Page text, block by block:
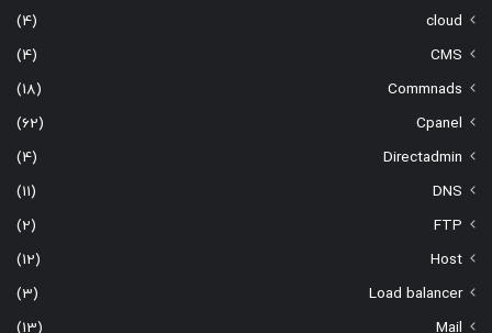
cloud
(4)
CMS
(4)
Commnads
(18)
Cpanel
(62)
Directadmin
(4)
DNS
(11)
FTP
(2)
Host
(12)
Load balancer
(3)
Mail
(13)